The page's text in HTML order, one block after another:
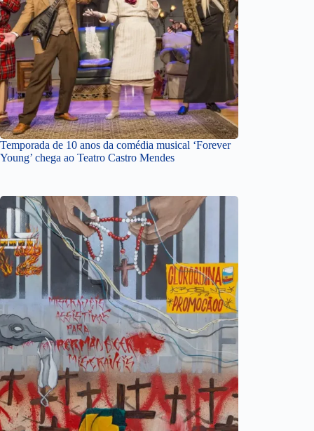
Temporada de 10 anos da comédia musical ‘Forever
Young’ chega ao Teatro Castro Mendes